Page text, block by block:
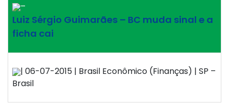
–
Luiz Sérgio Guimarães – BC muda sinal e a
ficha cai
| 06-07-2015 | Brasil Econômico (Finanças) | SP –
Brasil